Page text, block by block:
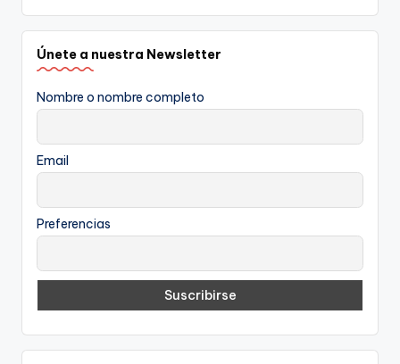
Únete a nuestra Newsletter
Nombre o nombre completo
Email
Preferencias